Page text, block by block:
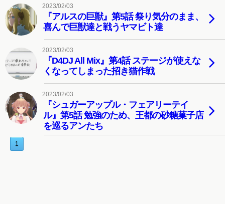
2023/02/03
『アルスの巨獣』第5話 祭り気分のまま、
喜んで巨獣達と戦うヤマビト達
2023/02/03
『D4DJ All Mix』第4話 ステージが使えな
くなってしまった招き猫作戦
2023/02/03
『シュガーアップル・フェアリーテイ
ル』第5話 勉強のため、王都の砂糖菓子店
を巡るアンたち
1